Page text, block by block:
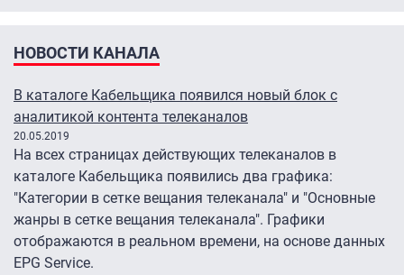
НОВОСТИ КАНАЛА
В каталоге Кабельщика появился новый блок с
аналитикой контента телеканалов
20.05.2019
На всех страницах действующих телеканалов в
каталоге Кабельщика появились два графика:
"Категории в сетке вещания телеканала" и "Основные
жанры в сетке вещания телеканала". Графики
отображаются в реальном времени, на основе данных
EPG Service.